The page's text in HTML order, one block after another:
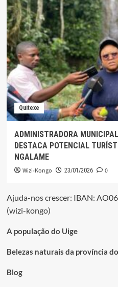
Quitexe
ADMINISTRADORA
DESTACA POTENCIAL
NGALAME
Wizi-Kongo 23/01/2026 0
Ajuda-nos crescer: IBAN:
(wizi-kongo)
A população do Uige
Belezas naturais da província
Blog